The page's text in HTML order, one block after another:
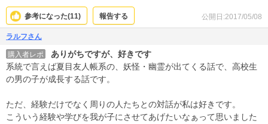
公開日:2017/05/08
参考になった(11) 報告する
ラルフさん
購入者レポ
ありがちですが、好きです
系統で言えば夏目友人帳系の、妖怪・幽霊が出てくる話で、高校生
の男の子が成長する話です。
ただ、経験だけでなく周りの人たちとの対話が私は好きです。
こういう経験や学びを我が子にさせてあげたいなぁって思いました